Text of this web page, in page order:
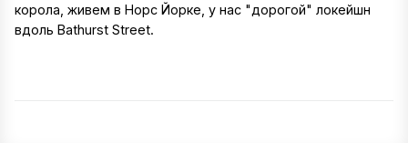
корола, живем в Норс Йорке, у нас "дорогой" локейшн
вдоль Bathurst Street.